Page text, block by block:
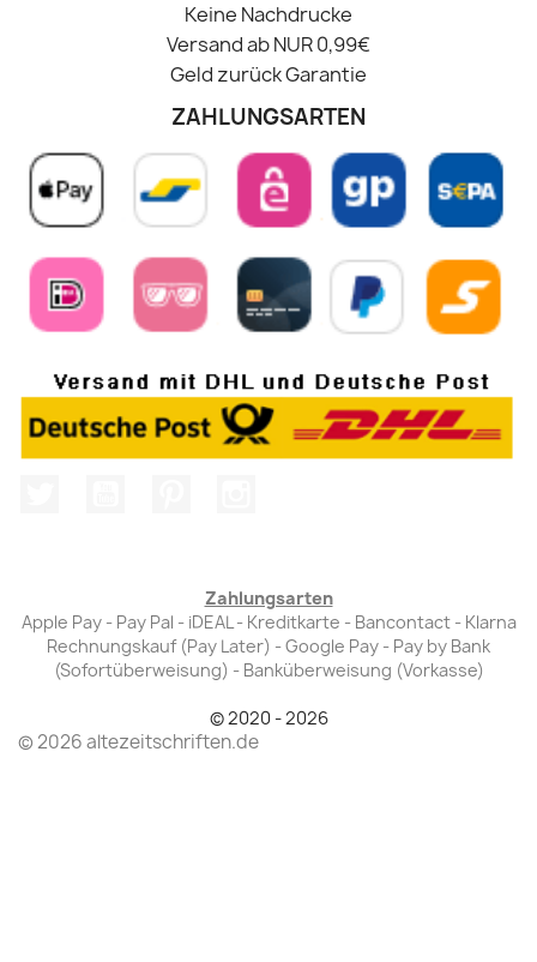
Keine Nachdrucke
Versand ab NUR 0,99€
Geld zurück Garantie
ZAHLUNGSARTEN
Zahlungsarten
Apple Pay - Pay Pal - iDEAL - Kreditkarte - Bancontact - Klarna
Rechnungskauf (Pay Later) - Google Pay - Pay by Bank
(Sofortüberweisung) - Banküberweisung (Vorkasse)
© 2020 - 2026
© 2026 altezeitschriften.de